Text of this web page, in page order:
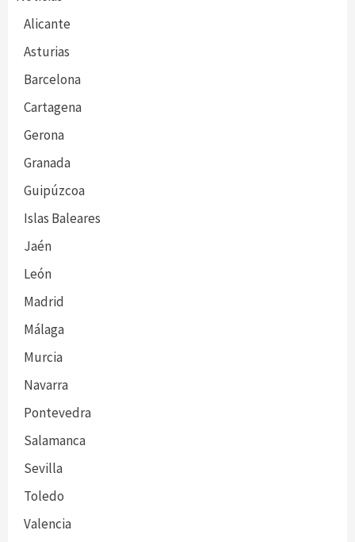
Alicante
Asturias
Barcelona
Cartagena
Gerona
Granada
Guipúzcoa
Islas Baleares
Jaén
León
Madrid
Málaga
Murcia
Navarra
Pontevedra
Salamanca
Sevilla
Toledo
Valencia